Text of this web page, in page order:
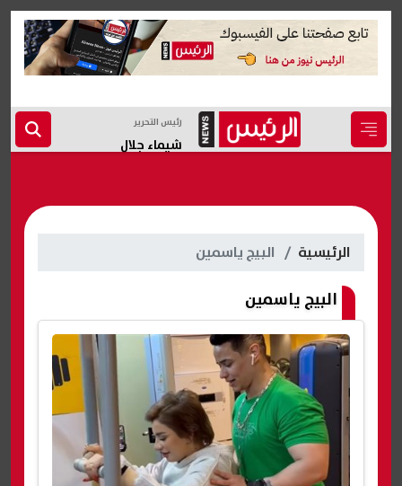
رئيس التحرير
شيماء جلال
الرئيسية البيج ياسمين
البيج ياسمين